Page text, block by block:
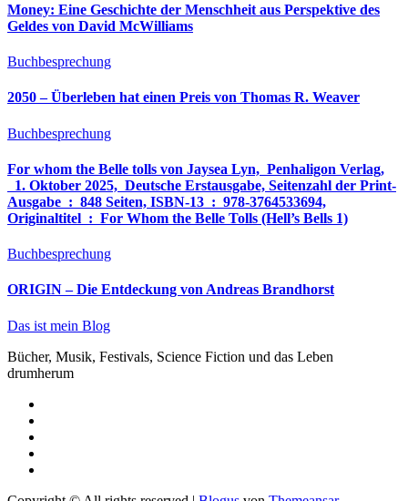
Money: Eine Geschichte der Menschheit aus Perspektive des
Geldes von David McWilliams
Buchbesprechung
2050 – Überleben hat einen Preis von Thomas R. Weaver
Buchbesprechung
For whom the Belle tolls von Jaysea Lyn, ‎ Penhaligon Verlag,
‎ 1. Oktober 2025, ‎ Deutsche Erstausgabe, Seitenzahl der Print-
Ausgabe ‏ : ‎ 848 Seiten, ISBN-13 ‏ : ‎ 978-3764533694,
Originaltitel ‏ : ‎ For Whom the Belle Tolls (Hell’s Bells 1)
Buchbesprechung
ORIGIN – Die Entdeckung von Andreas Brandhorst
Das ist mein Blog
Bücher, Musik, Festivals, Science Fiction und das Leben
drumherum